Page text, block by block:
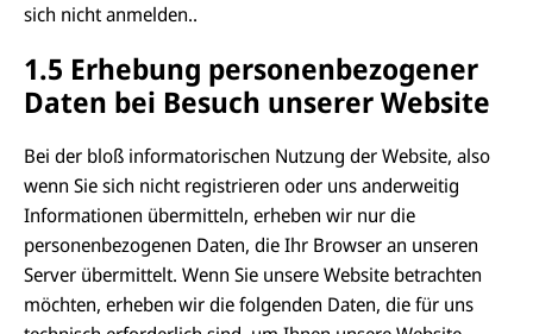
sich nicht anmelden..
1.5 Erhebung personenbezogener
Daten bei Besuch unserer Website
Bei der bloß informatorischen Nutzung der Website, also
wenn Sie sich nicht registrieren oder uns anderweitig
Informationen übermitteln, erheben wir nur die
personenbezogenen Daten, die Ihr Browser an unseren
Server übermittelt. Wenn Sie unsere Website betrachten
möchten, erheben wir die folgenden Daten, die für uns